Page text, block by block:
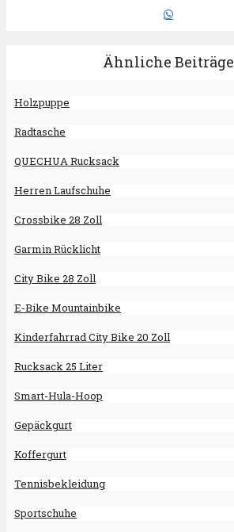
Ähnliche Beiträge
Holzpuppe
Radtasche
QUECHUA Rucksack
Herren Laufschuhe
Crossbike 28 Zoll
Garmin Rücklicht
City Bike 28 Zoll
E-Bike Mountainbike
Kinderfahrrad City Bike 20 Zoll
Rucksack 25 Liter
Smart-Hula-Hoop
Gepäckgurt
Koffergurt
Tennisbekleidung
Sportschuhe